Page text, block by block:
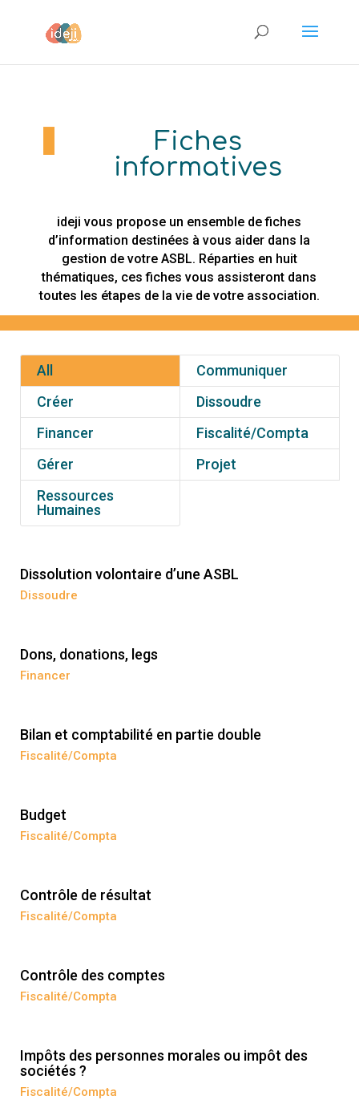
Fiches
informatives
ideji vous propose un ensemble de fiches
d’information destinées à vous aider dans la
gestion de votre ASBL. Réparties en huit
thématiques, ces fiches vous assisteront dans
toutes les étapes de la vie de votre association.
All
Communiquer
Créer
Dissoudre
Financer
Fiscalité/Compta
Gérer
Projet
Ressources
Humaines
Dissolution volontaire d’une ASBL
Dissoudre
Dons, donations, legs
Financer
Bilan et comptabilité en partie double
Fiscalité/Compta
Budget
Fiscalité/Compta
Contrôle de résultat
Fiscalité/Compta
Contrôle des comptes
Fiscalité/Compta
Impôts des personnes morales ou impôt des
sociétés ?
Fiscalité/Compta